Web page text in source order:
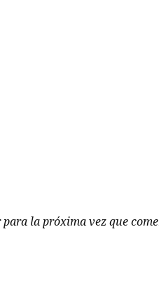
la próxima vez que